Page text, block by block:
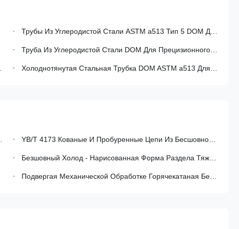
Трубы Из Углеродистой Стали ASTM a513 Тип 5 DOM Для Гидравлических Цилиндров
Труба Из Углеродистой Стали DOM Для Прецизионного Машиностроения, Наружный Диаметр 30-425 Мм
Холоднотянутая Стальная Трубка DOM ASTM a513 Для Машин Автомобильного Производства
YB/T 4173 Кованые И Пробуренные Цепи Из Бесшовной Стали Тяжелая Стена Для Высокотемпературного Обслуживания
Безшовный Холод - Нарисованная Форма Раздела Тяжелого Трубопровода Стены Стального Круглая Смазала Поверхность
Подвергая Механической Обработке Горячекатаная Безшовная Стальная Труба АСТМ а106 Для Структуры Конструкции